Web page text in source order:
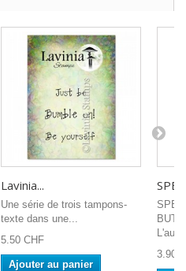
Lavinia...
Une série de trois tampons-
texte dans une...
5.50 CHF
Ajouter au panier
3.90